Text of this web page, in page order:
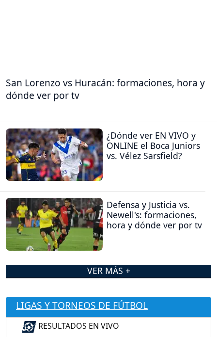
San Lorenzo vs Huracán: formaciones, hora y
dónde ver por tv
¿Dónde ver EN VIVO y
ONLINE el Boca Juniors
vs. Vélez Sarsfield?
Defensa y Justicia vs.
Newell's: formaciones,
hora y dónde ver por tv
VER MÁS +
LIGAS Y TORNEOS DE FÚTBOL
RESULTADOS EN VIVO